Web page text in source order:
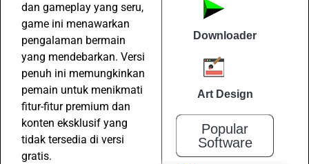
dan gameplay yang seru,
game ini menawarkan
pengalaman bermain
yang mendebarkan. Versi
penuh ini memungkinkan
pemain untuk menikmati
fitur-fitur premium dan
konten eksklusif yang
tidak tersedia di versi
gratis.
Downloader
Art Design
Popular
Software